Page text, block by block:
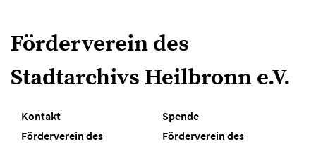
Förderverein des
Stadtarchivs Heilbronn e.V.
Kontakt
Spende
Förderverein des
Förderverein des